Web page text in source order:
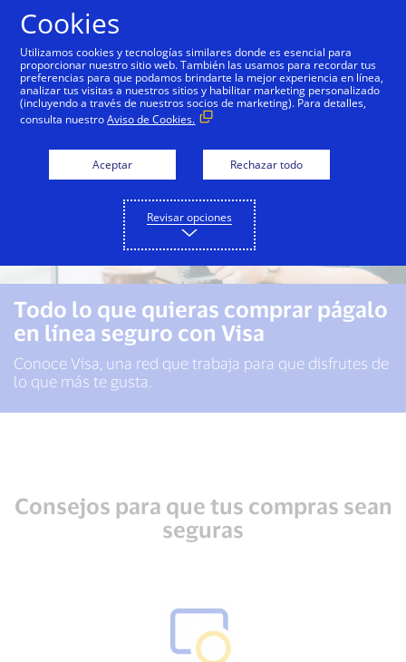
Todo lo que quieras comprar págalo
en línea seguro con Visa
Conoce Visa, una red que trabaja para que disfrutes de
lo que más te gusta.
Consejos para que tus compras sean
seguras
Cookies
Utilizamos cookies y tecnologías similares donde es esencial para
proporcionar nuestro sitio web. También las usamos para recordar tus
preferencias para que podamos brindarte la mejor experiencia en línea,
analizar tus visitas a nuestros sitios y habilitar marketing personalizado
(incluyendo a través de nuestros socios de marketing). Para detalles,
consulta nuestroAviso de Cookies.
Aceptar Rechazar todo
Revisar opciones